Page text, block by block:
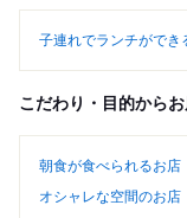
子連れでランチができ
こだわり・目的から
朝食が食べられるお店
オシャレな空間のお店